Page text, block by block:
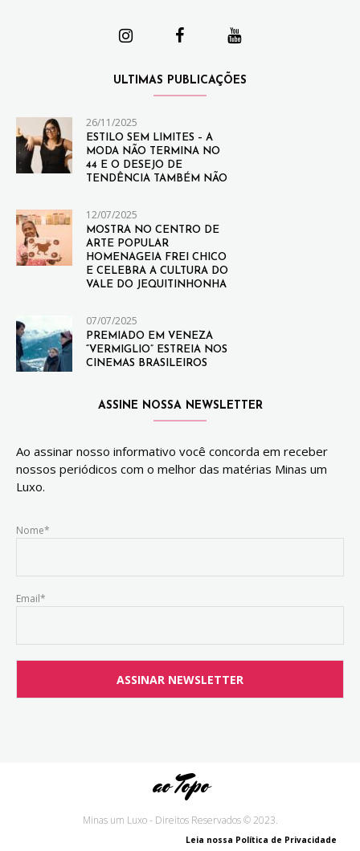
ULTIMAS PUBLICAÇÕES
26/11/2025
ESTILO SEM LIMITES – A
MODA NÃO TERMINA NO
44 E O DESEJO DE
TENDÊNCIA TAMBÉM NÃO
12/07/2025
MOSTRA NO CENTRO DE
ARTE POPULAR
HOMENAGEIA FREI CHICO
E CELEBRA A CULTURA DO
VALE DO JEQUITINHONHA
07/07/2025
PREMIADO EM VENEZA
“VERMIGLIO” ESTREIA NOS
CINEMAS BRASILEIROS
ASSINE NOSSA NEWSLETTER
Ao assinar nosso informativo você concorda em receber
nossos periódicos com o melhor das matérias Minas um
Luxo.
Nome*
Email*
ao Topo
Minas um Luxo - Direitos Reservados © 2023.
Leia nossa Política de Privacidade